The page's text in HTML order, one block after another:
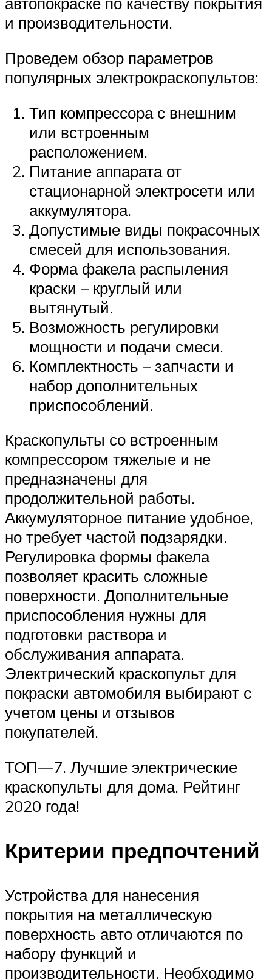
и производительности.
Проведем обзор параметров
популярных электрокраскопультов:
Тип компрессора с внешним
или встроенным
расположением.
Питание аппарата от
стационарной электросети или
аккумулятора.
Допустимые виды покрасочных
смесей для использования.
Форма факела распыления
краски – круглый или
вытянутый.
Возможность регулировки
мощности и подачи смеси.
Комплектность – запчасти и
набор дополнительных
приспособлений.
Краскопульты со встроенным
компрессором тяжелые и не
предназначены для
продолжительной работы.
Аккумуляторное питание удобное,
но требует частой подзарядки.
Регулировка формы факела
позволяет красить сложные
поверхности. Дополнительные
приспособления нужны для
подготовки раствора и
обслуживания аппарата.
Электрический краскопульт для
покраски автомобиля выбирают с
учетом цены и отзывов
покупателей.
ТОП—7. Лучшие электрические
краскопульты для дома. Рейтинг
2020 года!
Критерии предпочтений
Устройства для нанесения
покрытия на металлическую
поверхность авто отличаются по
набору функций и
производительности. Необходимо